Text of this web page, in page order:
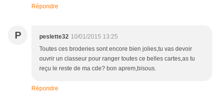
Répondre
P peslette32 10/01/2015 13:25
Toutes ces broderies sont encore bien jolies,tu vas devoir
ouvrir un classeur pour ranger toutes ce belles cartes,as tu
reçu le reste de ma cde? bon aprem,bisous.
Répondre